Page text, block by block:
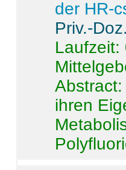
der HR-
Priv.-
Laufzeit:
Abstract:
ihren